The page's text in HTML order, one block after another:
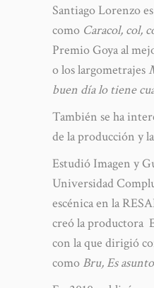
Santiago Lorenzo
como Caracol, col,
Premio Goya al
o los largometrajes
buen día lo tiene
También se ha
de la producción y
Estudió Imagen y
Universidad
escénica en la
creó la productora
con la que dirigió
como Bru, Es